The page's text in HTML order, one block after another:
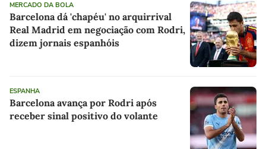
MERCADO DA BOLA
Barcelona dá 'chapéu' no arquirrival
Real Madrid em negociação com Rodri,
dizem jornais espanhóis
ESPANHA
Barcelona avança por Rodri após
receber sinal positivo do volante